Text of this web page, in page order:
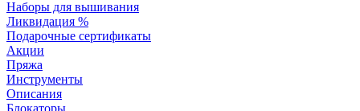
Наборы для вышивания
Ликвидация %
Подарочные сертификаты
Акции
Пряжа
Инструменты
Описания
Блокаторы